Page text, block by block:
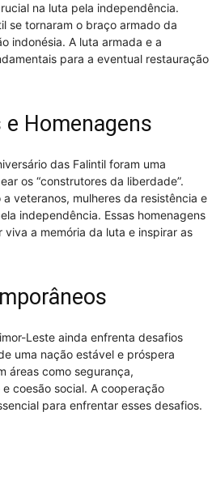
na luta pela independência.
se tornaram o braço armado da
indonésia. A luta armada e a
para a eventual restauração
Homenagens
das Falintil foram uma
os “construtores da liberdade”.
veteranos, mulheres da resistência e
independência. Essas homenagens
a memória da luta e inspirar as
Leste ainda enfrenta desafios
uma nação estável e próspera
áreas como segurança,
coesão social. A cooperação
para enfrentar esses desafios.